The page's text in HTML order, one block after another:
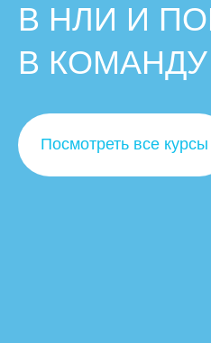
В НЛИ И
В
Посмотреть все курсы